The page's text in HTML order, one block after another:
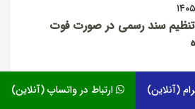
تنظیم سند رسمی در صورت فوت
هر قراردادی این مطلب را
ارتباط در واتساپ (آنلاین) (آنلاین)